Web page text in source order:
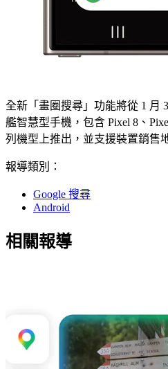
全新「畫圈搜尋」功能將從 1 月
艦智慧型手機，包含 Pixel 8、
列機型上推出，並支援裝置銷售
報導類別：
Google 搜尋
Android
相關報導